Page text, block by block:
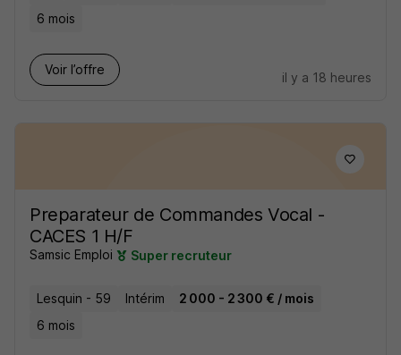
6 mois
Voir l’offre
il y a 18 heures
Preparateur de Commandes Vocal -
CACES 1 H/F
Samsic Emploi Super recruteur
Lesquin - 59 Intérim
2 000 - 2 300 € / mois
6 mois